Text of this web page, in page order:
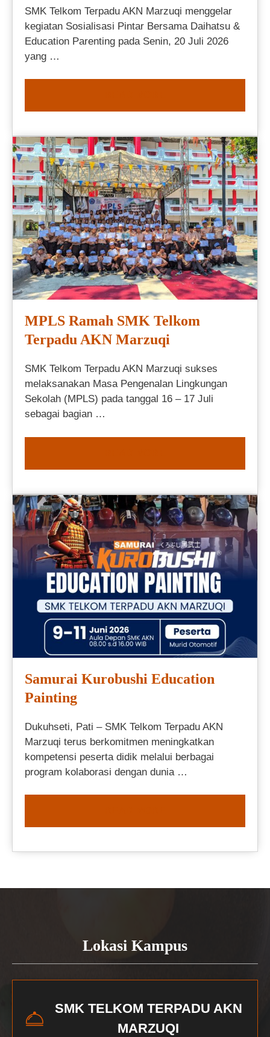
SMK Telkom Terpadu AKN Marzuqi menggelar
kegiatan Sosialisasi Pintar Bersama Daihatsu &
Education Parenting pada Senin, 20 Juli 2026
yang …
MPLS Ramah SMK Telkom
Terpadu AKN Marzuqi
SMK Telkom Terpadu AKN Marzuqi sukses
melaksanakan Masa Pengenalan Lingkungan
Sekolah (MPLS) pada tanggal 16 – 17 Juli
sebagai bagian …
Samurai Kurobushi Education
Painting
Dukuhseti, Pati – SMK Telkom Terpadu AKN
Marzuqi terus berkomitmen meningkatkan
kompetensi peserta didik melalui berbagai
program kolaborasi dengan dunia …
Lokasi Kampus
SMK TELKOM TERPADU AKN
MARZUQI